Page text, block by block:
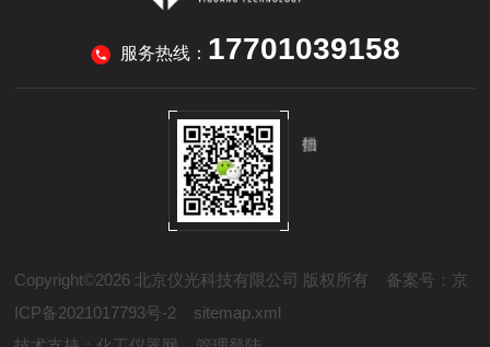
服务热线： 17701039158
Copyright©2026 北京仪光科技有限公司 版权所有 备案号：京
ICP备2021017793号-2
sitemap.xml